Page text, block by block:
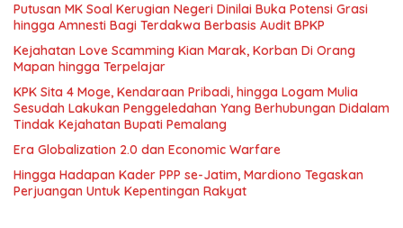
Putusan MK Soal Kerugian Negeri Dinilai Buka Potensi Grasi
hingga Amnesti Bagi Terdakwa Berbasis Audit BPKP
Kejahatan Love Scamming Kian Marak, Korban Di Orang
Mapan hingga Terpelajar
KPK Sita 4 Moge, Kendaraan Pribadi, hingga Logam Mulia
Sesudah Lakukan Penggeledahan Yang Berhubungan Didalam
Tindak Kejahatan Bupati Pemalang
Era Globalization 2.0 dan Economic Warfare
Hingga Hadapan Kader PPP se-Jatim, Mardiono Tegaskan
Perjuangan Untuk Kepentingan Rakyat